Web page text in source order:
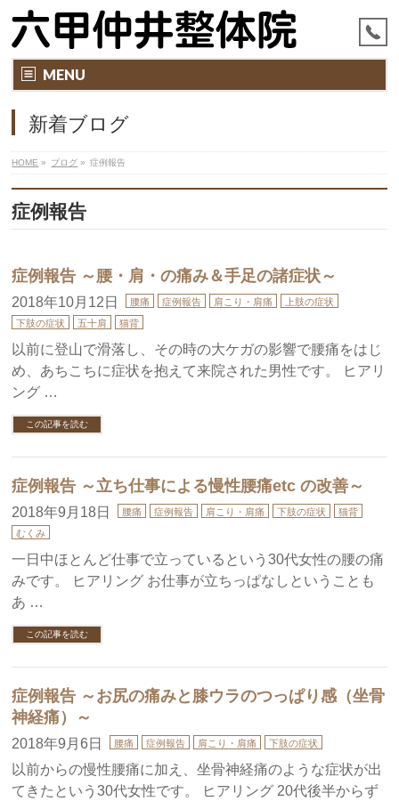
MENU
新着ブログ
HOME » ブログ » 症例報告
症例報告
症例報告 ～腰・肩・の痛み＆手足の諸症状～
2018年10月12日 腰痛 症例報告 肩こり・肩痛
上肢の症状
下肢の症状
五十肩 猫背
以前に登山で滑落し、その時の大ケガの影響で腰痛をはじ
め、あちこちに症状を抱えて来院された男性です。 ヒアリ
ング …
この記事を読む
症例報告 ～立ち仕事による慢性腰痛etc の改善～
2018年9月18日 腰痛 症例報告 肩こり・肩痛 下肢の症状
猫背
むくみ
一日中ほとんど仕事で立っているという30代女性の腰の痛
みです。 ヒアリング お仕事が立ちっぱなしということも
あ …
この記事を読む
症例報告 ～お尻の痛みと膝ウラのつっぱり感（坐骨
神経痛）～
2018年9月6日 腰痛 症例報告 肩こり・肩痛 下肢の症状
以前からの慢性腰痛に加え、坐骨神経痛のような症状が出
てきたという30代女性です。 ヒアリング 20代後半からず